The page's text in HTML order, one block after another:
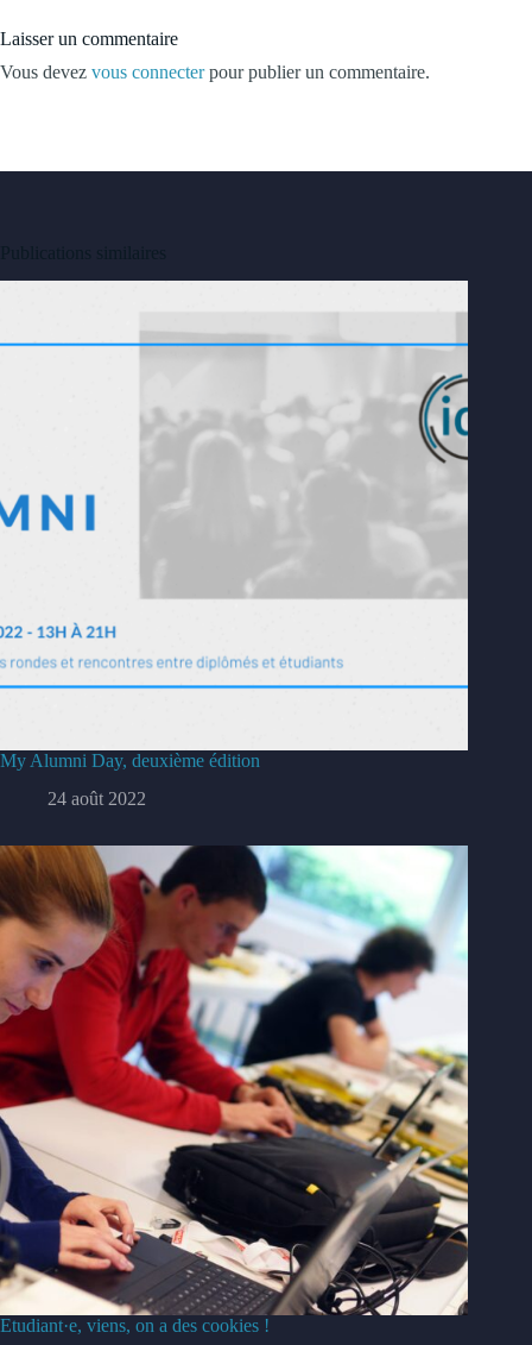
Laisser un commentaire
Vous devez vous connecterpour publier un commentaire.
My Alumni Day, deuxième édition
24 août 2022
Etudiant·e, viens, on a des cookies !